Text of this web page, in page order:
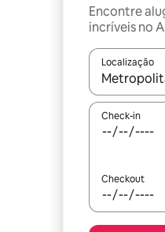
Encontre
incríveis no
Localização
Quando os
Check-in
Checkout